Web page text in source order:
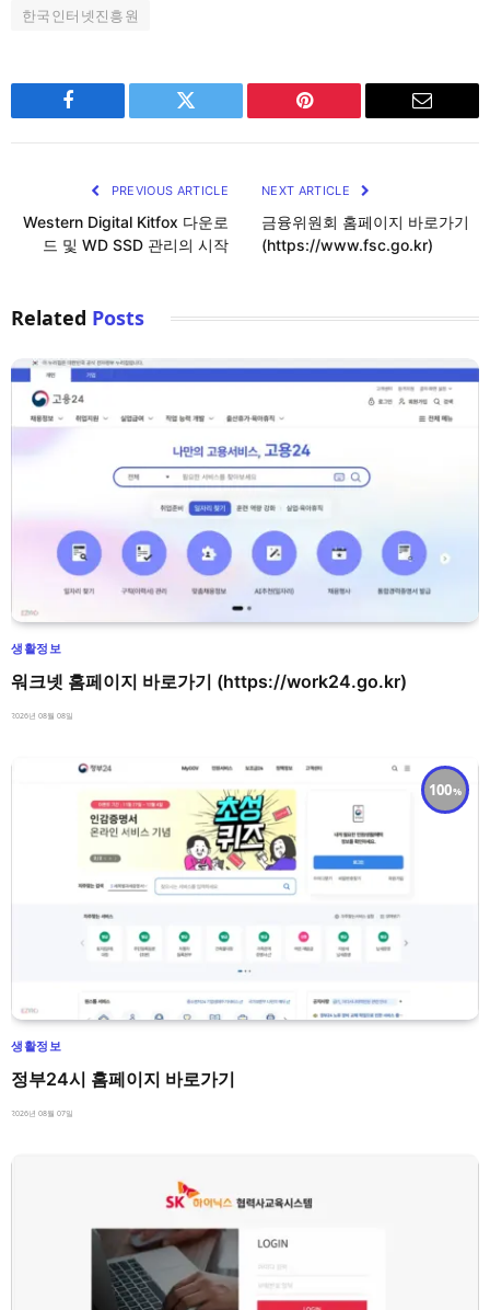
한국인터넷진흥원
Facebook Twitter Pinterest Email
PREVIOUS ARTICLE
Western Digital Kitfox 다운로
드 및 WD SSD 관리의 시작
NEXT ARTICLE
금융위원회 홈페이지 바로가기
(https://www.fsc.go.kr)
Related Posts
생활정보
워크넷 홈페이지 바로가기 (https://work24.go.kr)
2026년 08월 08일
100
생활정보
정부24시 홈페이지 바로가기
2026년 08월 07일